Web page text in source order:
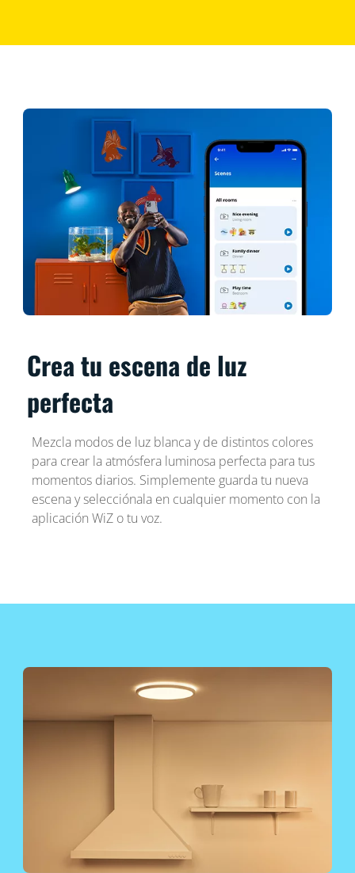
Crea tu escena de luz
perfecta
Mezcla modos de luz blanca y de distintos colores
para crear la atmósfera luminosa perfecta para tus
momentos diarios. Simplemente guarda tu nueva
escena y selecciónala en cualquier momento con la
aplicación WiZ o tu voz.